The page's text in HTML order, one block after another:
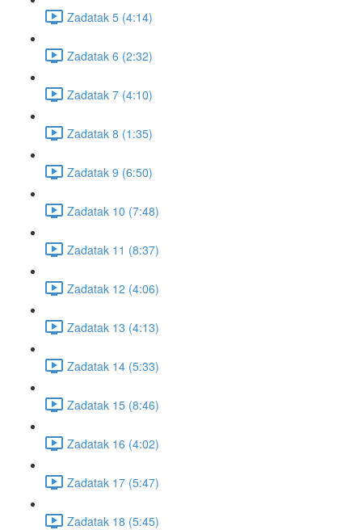
Zadatak 5 (4:14)
Zadatak 6 (2:32)
Zadatak 7 (4:10)
Zadatak 8 (1:35)
Zadatak 9 (6:50)
Zadatak 10 (7:48)
Zadatak 11 (8:37)
Zadatak 12 (4:06)
Zadatak 13 (4:13)
Zadatak 14 (5:33)
Zadatak 15 (8:46)
Zadatak 16 (4:02)
Zadatak 17 (5:47)
Zadatak 18 (5:45)